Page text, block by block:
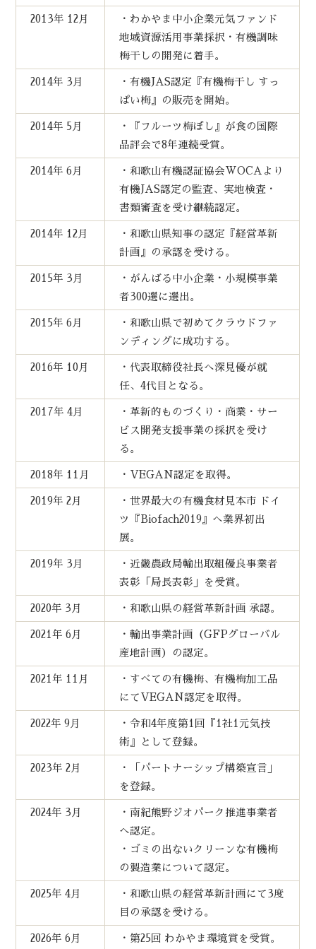
2013年 12月
・わかやま中小企業元気ファンド
地域資源活用事業採択・有機調味
梅干しの開発に着手。
2014年 3月
・有機JAS認定『有機梅干し すっ
ぱい梅』の販売を開始。
2014年 5月
・『フルーツ梅ぼし』が食の国際
品評会で8年連続受賞。
2014年 6月
・和歌山有機認証協会WOCAより
有機JAS認定の監査、実地検査・
書類審査を受け継続認定。
2014年 12月
・和歌山県知事の認定『経営革新
計画』の承認を受ける。
2015年 3月
・がんばる中小企業・小規模事業
者300選に選出。
2015年 6月
・和歌山県で初めてクラウドファ
ンディングに成功する。
2016年 10月
・代表取締役社長へ深見優が就
任、4代目となる。
2017年 4月
・革新的ものづくり・商業・サー
ビス開発支援事業の採択を受け
る。
2018年 11月 ・VEGAN認定を取得。
2019年 2月
・世界最大の有機食材見本市 ドイ
ツ『Biofach2019』へ業界初出
展。
2019年 3月
・近畿農政局輸出取組優良事業者
表彰「局長表彰」を受賞。
2020年 3月 ・和歌山県の経営革新計画 承認。
2021年 6月
・輸出事業計画（GFPグローバル
産地計画）の認定。
2021年 11月
・すべての有機梅、有機梅加工品
にてVEGAN認定を取得。
2022年 9月
・令和4年度第1回『1社1元気技
術』として登録。
2023年 2月
・「パートナーシップ構築宣言」
を登録。
2024年 3月
・南紀熊野ジオパーク推進事業者
へ認定。
・ゴミの出ないクリーンな有機梅
の製造業について認定。
2025年 4月
・和歌山県の経営革新計画にて3度
目の承認を受ける。
2026年 6月 ・第25回 わかやま環境賞を受賞。